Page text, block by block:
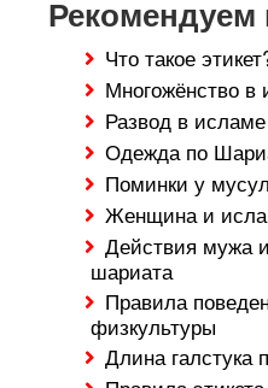
Что такое
Многожёнство в
Развод в исламе
Одежда по
Поминки у
Женщина и
Действия мужа
шариата
Правила
физкультуры
Длина галстука